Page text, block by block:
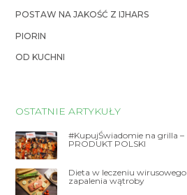
POSTAW NA JAKOŚĆ Z IJHARS
PIORIN
OD KUCHNI
OSTATNIE ARTYKUŁY
#KupujŚwiadomie na grilla –
PRODUKT POLSKI
Dieta w leczeniu wirusowego
zapalenia wątroby